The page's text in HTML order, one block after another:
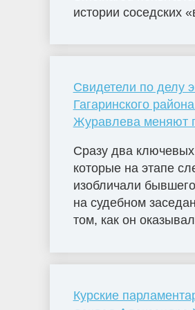
истории соседских
Свидетели по делу
Гагаринского
Журавлева меняют
Сразу два
которые на этапе
изобличали
на судебном
том, как он
Курские